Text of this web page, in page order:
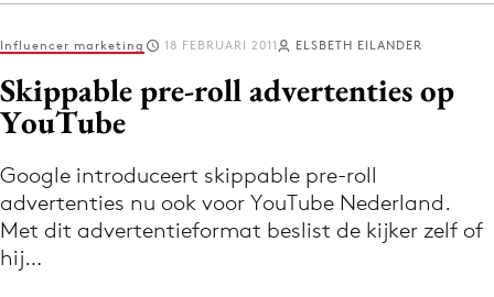
Log in
Volg het laatste nieuws via de Adformatie
Nieuws app
Influencer marketing 18 FEBRUARI 2011 ELSBETH EILANDER
Skippable pre-roll advertenties op
YouTube
Google introduceert skippable pre-roll
advertenties nu ook voor YouTube Nederland.
Met dit advertentieformat beslist de kijker zelf of
hij…